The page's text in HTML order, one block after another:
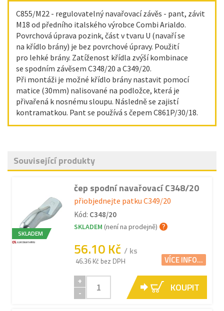
C855/M22 - regulovatelný navařovací závěs - pant, závit
M18 od předního italského výrobce Combi Arialdo.
Povrchová úprava pozink, část v tvaru U (navaří se
na křídlo brány) je bez povrchové úpravy. Použití
pro lehké brány. Zatíženost křídla zvýší kombinace
se spodním závěsem C348/20 a C349/20.
Při montáži je možné křídlo brány nastavit pomocí
matice (30mm) nalisované na podložce, která je
přivařená k nosnému sloupu. Následně se zajistí
kontramatkou. Pant se používá s čepem C861P/30/18.
Související produkty
SKLADEM
čep spodní navařovací C348/20
přiobjednejte patku C349/20
Kód: C348/20
SKLADEM (není na prodejně)
56.10 Kč / ks
46.36 Kč bez DPH VÍCE INFO...
+
-
KOUPIT